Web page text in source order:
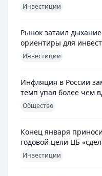
Инвестиции
Рынок затаил
ориентиры для
Инвестиции
Инфляция в России
темп упал более чем
Общество
Конец января
годовой цели ЦБ
Инвестиции